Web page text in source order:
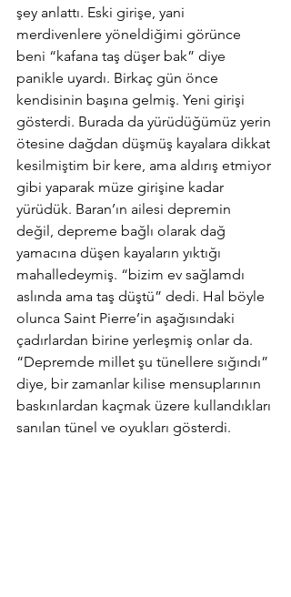
şey anlattı. Eski girişe, yani
merdivenlere yöneldiğimi görünce
beni “kafana taş düşer bak” diye
panikle uyardı. Birkaç gün önce
kendisinin başına gelmiş. Yeni girişi
gösterdi. Burada da yürüdüğümüz yerin
ötesine dağdan düşmüş kayalara dikkat
kesilmiştim bir kere, ama aldırış etmiyor
gibi yaparak müze girişine kadar
yürüdük. Baran’ın ailesi depremin
değil, depreme bağlı olarak dağ
yamacına düşen kayaların yıktığı
mahalledeymiş. “bizim ev sağlamdı
aslında ama taş düştü” dedi. Hal böyle
olunca Saint Pierre’in aşağısındaki
çadırlardan birine yerleşmiş onlar da.
“Depremde millet şu tünellere sığındı”
diye, bir zamanlar kilise mensuplarının
baskınlardan kaçmak üzere kullandıkları
sanılan tünel ve oyukları gösterdi.